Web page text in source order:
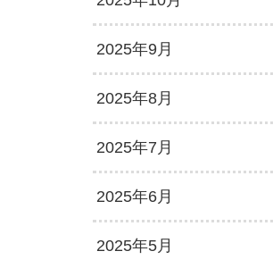
2025年9月
2025年8月
2025年7月
2025年6月
2025年5月